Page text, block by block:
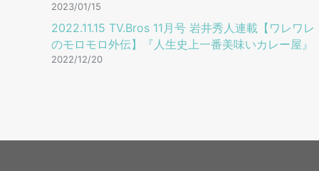
2023/01/15
2022.11.15 TV.Bros 11⽉号 岩井秀⼈連載【ワレワレ
のモロモロ外伝】『人生史上一番美味いカレー屋』
2022/12/20